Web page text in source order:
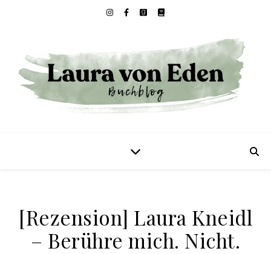
[Rezension] Laura Kneidl
– Berühre mich. Nicht.